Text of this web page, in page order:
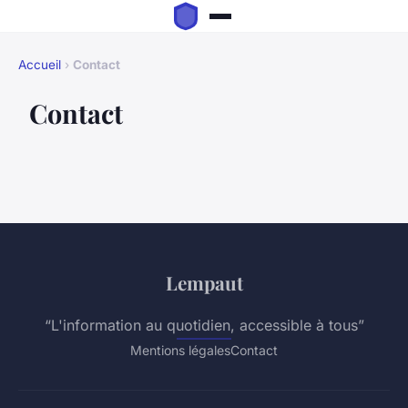
Accueil › Contact
Contact
Lempaut
“L'information au quotidien, accessible à tous”
Mentions légalesContact